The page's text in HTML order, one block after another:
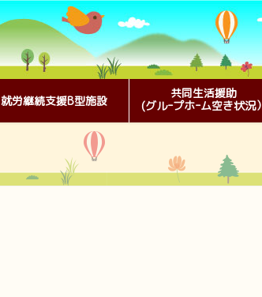
就労継続支援B型施設
共同生活援助
(グルｰプホｰム空き状況）